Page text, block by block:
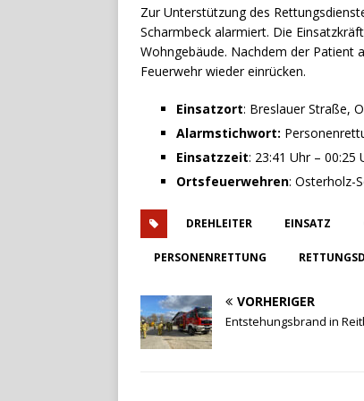
Zur Unterstützung des
Scharmbeck alarmiert. Die
Wohngebäude. Nachdem der Patient
Feuerwehr wieder einrücken.
Einsatzort: Breslauer Straße,
Alarmstichwort:
Einsatzzeit: 23:41 Uhr – 00:25
Ortsfeuerwehren: Osterholz-
DREHLEITER EINSATZ
PERSONENRETTUNG
VORHERIGER
Entstehungsbrand in